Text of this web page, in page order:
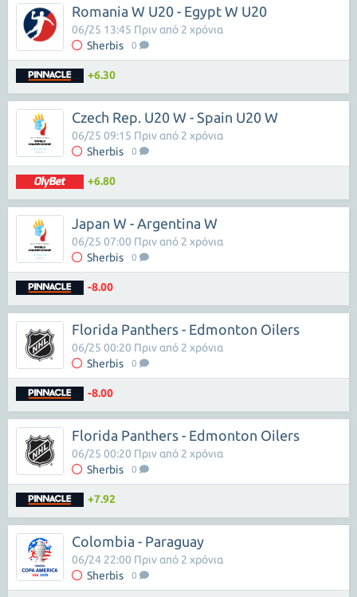
Romania W U20 - Egypt W U20
Sherbis 0
06/25 13:45 Πριν από 2 χρόνια
+6.30
Czech Rep. U20 W - Spain U20 W
Sherbis 0
06/25 09:15 Πριν από 2 χρόνια
+6.80
Japan W - Argentina W
Sherbis 0
06/25 07:00 Πριν από 2 χρόνια
-8.00
Florida Panthers - Edmonton Oilers
Sherbis 0
06/25 00:20 Πριν από 2 χρόνια
-8.00
Florida Panthers - Edmonton Oilers
Sherbis 0
06/25 00:20 Πριν από 2 χρόνια
+7.92
Colombia - Paraguay
Sherbis 0
06/24 22:00 Πριν από 2 χρόνια